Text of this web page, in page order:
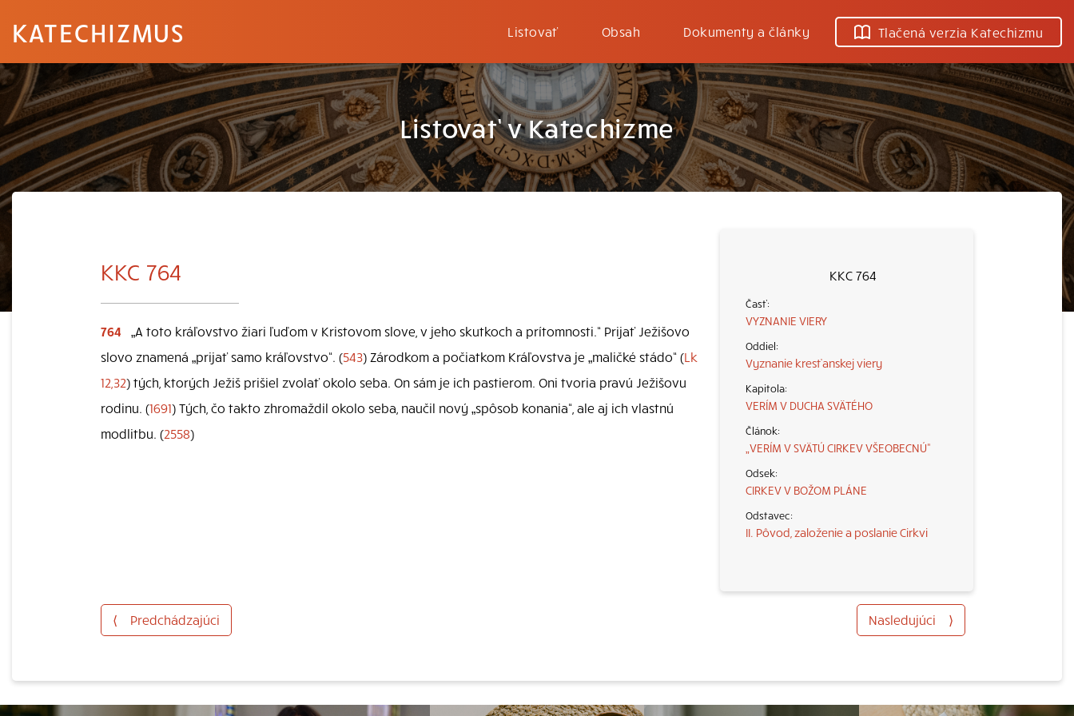
KATECHIZMUS Listovať Obsah Dokumenty a články Tlačená verzia Katechizmu
Listovať v Katechizme
KKC 764
VYZNANIE VIERY
Vyznanie kresťanskej viery
VERÍM V DUCHA SVÄTÉHO
„VERÍM V SVÄTÚ CIRKEV VŠEOBECNÚ“
CIRKEV V BOŽOM PLÁNE
II. Pôvod, založenie a poslanie Cirkvi
KKC 764
764
„A toto kráľovstvo žiari ľuďom v Kristovom slove, v jeho skutkoch a prítomnosti.“ Prijať Ježišovo
slovo znamená „prijať samo kráľovstvo“. (543) Zárodkom a počiatkom Kráľovstva je „maličké stádo“ (Lk
12,32) tých, ktorých Ježiš prišiel zvolať okolo seba. On sám je ich pastierom. Oni tvoria pravú Ježišovu
rodinu. (1691) Tých, čo takto zhromaždil okolo seba, naučil nový „spôsob konania“, ale aj ich vlastnú
modlitbu. (2558)
⟨ Predchádzajúci Nasledujúci ⟩